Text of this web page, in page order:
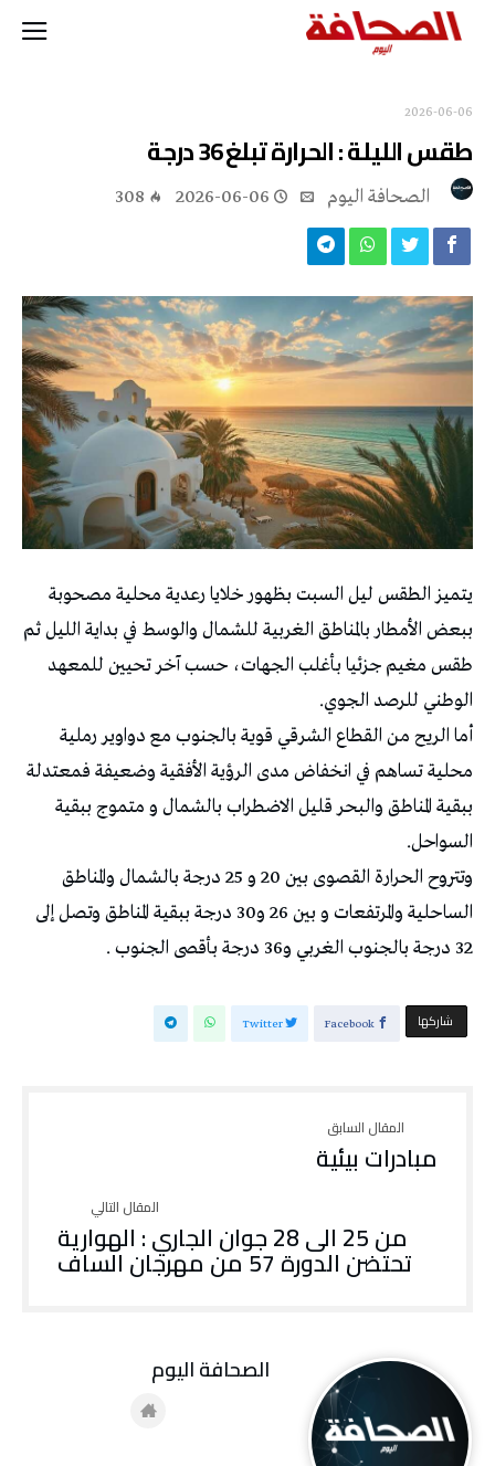
2026-06-06
طقس الليلة : الحرارة تبلغ 36 درجة
2026-06-06
308
يتميز الطقس ليل السبت بظهور خلايا رعدية محلية مصحوبة
ببعض الأمطار بالمناطق الغربية للشمال والوسط في بداية الليل ثم
طقس مغيم جزئيا بأغلب الجهات، حسب آخر تحيين للمعهد
الوطني للرصد الجوي.
أما الريح من القطاع الشرقي قوية بالجنوب مع دواوير رملية
محلية تساهم في انخفاض مدى الرؤية الأفقية وضعيفة فمعتدلة
ببقية المناطق والبحر قليل الاضطراب بالشمال و متموج ببقية
السواحل.
وتتروح الحرارة القصوى بين 20 و 25 درجة بالشمال والمناطق
الساحلية والمرتفعات و بين 26 و30 درجة ببقية المناطق وتصل إلى
32 درجة بالجنوب الغربي و36 درجة بأقصى الجنوب .
‫‫ شاركها‬ Facebook
Twitter
مبادرات بيئية
من 25 الى 28 جوان الجاري : الهوارية
تحتضن الدورة 57 من مهرجان الساف